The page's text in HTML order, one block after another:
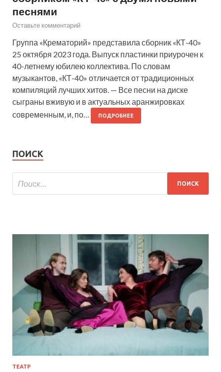
песнями
Оставьте комментарий
Группа «Крематорий» представила сборник «КТ-40»
25 октября 2023 года. Выпуск пластинки приурочен к
40-летнему юбилею коллектива. По словам
музыкантов, «КТ-40» отличается от традиционных
компиляций лучших хитов. — Все песни на диске
сыграны вживую и в актуальных аранжировках
современным, и, по…
ПОДРОБНЕЕ
ПОИСК
ТЕАТР